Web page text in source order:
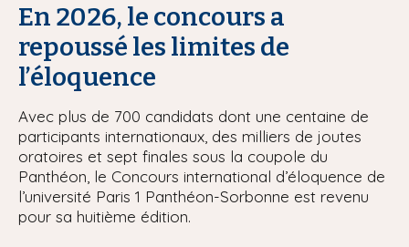
En 2026, le concours a
repoussé les limites de
l’éloquence
Avec plus de 700 candidats dont une centaine de
participants internationaux, des milliers de joutes
oratoires et sept finales sous la coupole du
Panthéon, le Concours international d’éloquence de
l’université Paris 1 Panthéon-Sorbonne est revenu
pour sa huitième édition.